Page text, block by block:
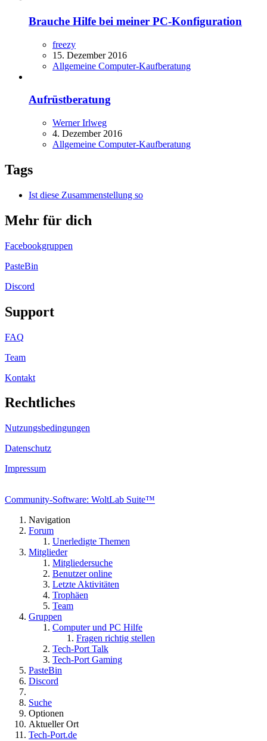
Brauche Hilfe bei meiner PC-Konfiguration
freezy
15. Dezember 2016
Allgemeine Computer-Kaufberatung
Aufrüstberatung
Werner Irlweg
4. Dezember 2016
Allgemeine Computer-Kaufberatung
Tags
Ist diese Zusammenstellung so
Mehr für dich
Facebookgruppen
PasteBin
Discord
Support
FAQ
Team
Kontakt
Rechtliches
Nutzungsbedingungen
Datenschutz
Impressum
Community-Software: WoltLab Suite™
Navigation
Forum
Unerledigte Themen
Mitglieder
Mitgliedersuche
Benutzer online
Letzte Aktivitäten
Trophäen
Team
Gruppen
Computer und PC Hilfe
Fragen richtig stellen
Tech-Port Talk
Tech-Port Gaming
PasteBin
Discord
Suche
Optionen
Aktueller Ort
Tech-Port.de